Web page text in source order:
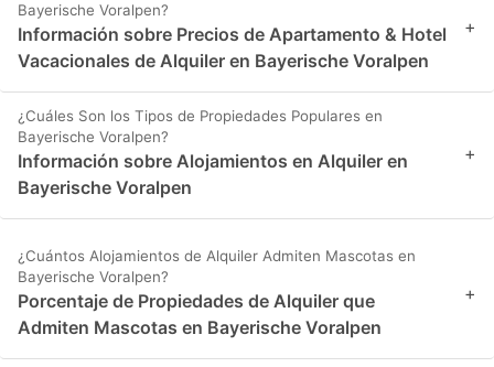
Bayerische Voralpen?
Información sobre Precios de Apartamento & Hotel
Vacacionales de Alquiler en Bayerische Voralpen
+
¿Cuáles Son los Tipos de Propiedades Populares en
Bayerische Voralpen?
Información sobre Alojamientos en Alquiler en
Bayerische Voralpen
+
¿Cuántos Alojamientos de Alquiler Admiten Mascotas en
Bayerische Voralpen?
Porcentaje de Propiedades de Alquiler que
Admiten Mascotas en Bayerische Voralpen
+